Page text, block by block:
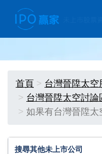
首頁
台灣晉陞太空
台灣晉陞太空討論
如果有台灣晉陞
搜尋其他未上市公司
搜尋其他未上市公司